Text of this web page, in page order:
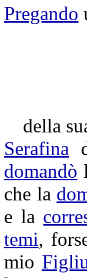
Pregando
della
Serafina
domandò
che la
e la
temi,
mio